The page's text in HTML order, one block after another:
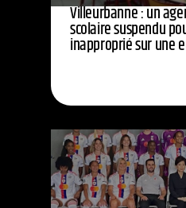
Villeurbanne : un
scolaire suspendu
inapproprié sur une